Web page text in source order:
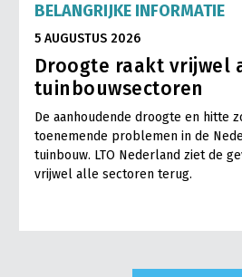
BELANGRIJKE INFORMATIE
5 AUGUSTUS 2026
Droogte raakt vrijwel
tuinbouwsectoren
De aanhoudende droogte en hitte
toenemende problemen in de
tuinbouw. LTO Nederland ziet de
vrijwel alle sectoren terug.